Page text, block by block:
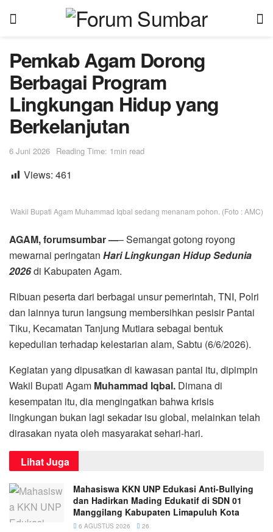
Pemkab Agam Dorong
Berbagai Program
Lingkungan Hidup yang
Berkelanjutan
6 Juni 2026 Reading Time: 1min read
Views: 461
Wakil Bupati Agam Muhammad Iqbal sedang menanam pohon. (Foto : AMC)
AGAM, forumsumbar —– Semangat gotong royong
mewarnai peringatan Hari Lingkungan Hidup Sedunia
2026di Kabupaten Agam.
Ribuan peserta dari berbagai unsur pemerintah, TNI, Polri
dan lainnya turun langsung membersihkan pesisir Pantai
Tiku, Kecamatan Tanjung Mutiara sebagai bentuk
kepedulian terhadap kelestarian alam, Sabtu (6/6/2026).
Kegiatan yang dipusatkan di kawasan pantai itu, dipimpin
Wakil Bupati Agam Muhammad Iqbal. Dimana di
kesempatan itu, dia mengingatkan bahwa krisis
lingkungan bukan lagi sekadar isu global, melainkan telah
dirasakan nyata oleh masyarakat sehari-hari.
Lihat Juga
Mahasiswa KKN UNP Edukasi Anti-Bullying
dan Hadirkan Mading Edukatif di SDN 01
Manggilang Kabupaten Limapuluh Kota
6 AGUSTUS 2026 26